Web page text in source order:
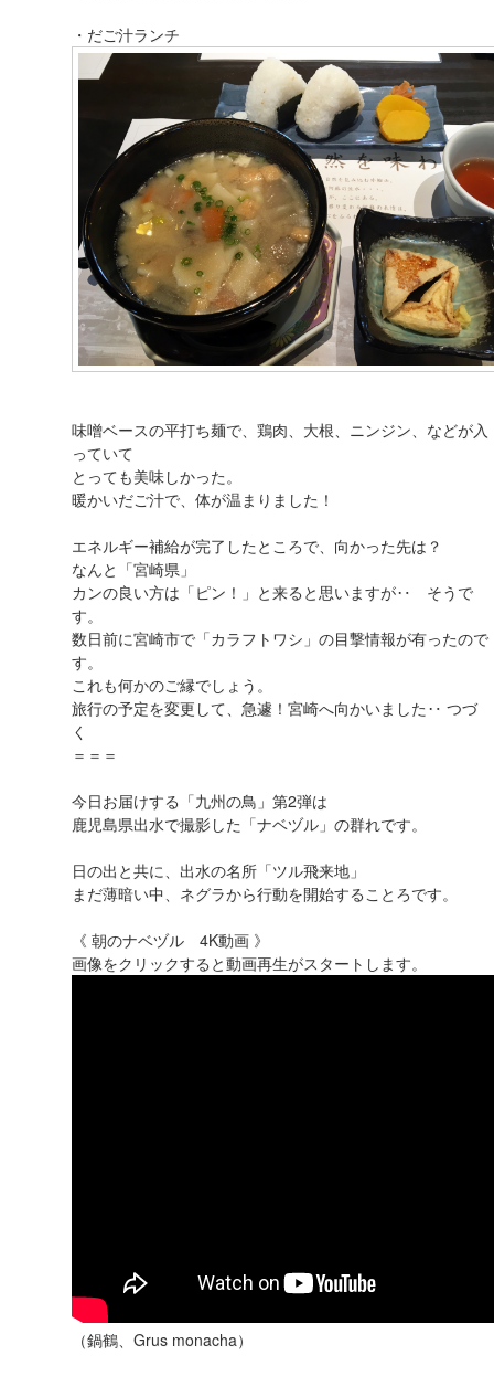
・だご汁ランチ
味噌ベースの平打ち麺で、鶏肉、大根、ニンジン、などが入
っていて
とっても美味しかった。
暖かいだご汁で、体が温まりました！
エネルギー補給が完了したところで、向かった先は？
なんと「宮崎県」
カンの良い方は「ピン！」と来ると思いますが‥ そうで
す。
数日前に宮崎市で「カラフトワシ」の目撃情報が有ったので
す。
これも何かのご縁でしょう。
旅行の予定を変更して、急遽！宮崎へ向かいました‥ つづ
く
＝＝＝
今日お届けする「九州の鳥」第2弾は
鹿児島県出水で撮影した「ナベヅル」の群れです。
日の出と共に、出水の名所「ツル飛来地」
まだ薄暗い中、ネグラから行動を開始することろです。
《 朝のナベヅル 4K動画 》
画像をクリックすると動画再生がスタートします。
（鍋鶴、Grus monacha）